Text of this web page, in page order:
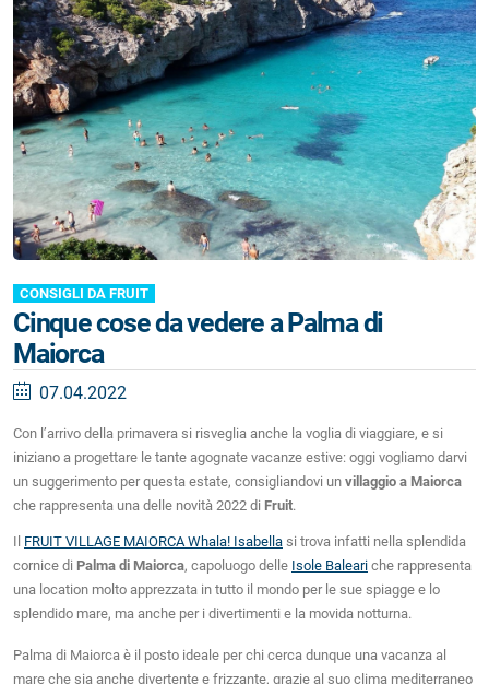
CONSIGLI DA FRUIT
Cinque cose da vedere a Palma di
Maiorca
07.04.2022
Con l’arrivo della primavera si risveglia anche la voglia di viaggiare, e si
iniziano a progettare le tante agognate vacanze estive: oggi vogliamo darvi
un suggerimento per questa estate, consigliandovi un villaggio a Maiorca
che rappresenta una delle novità 2022 di Fruit.
Il FRUIT VILLAGE MAIORCA Whala! Isabella si trova infatti nella splendida
cornice di Palma di Maiorca, capoluogo delle Isole Baleari che rappresenta
una location molto apprezzata in tutto il mondo per le sue spiagge e lo
splendido mare, ma anche per i divertimenti e la movida notturna.
Palma di Maiorca è il posto ideale per chi cerca dunque una vacanza al
mare che sia anche divertente e frizzante, grazie al suo clima mediterraneo